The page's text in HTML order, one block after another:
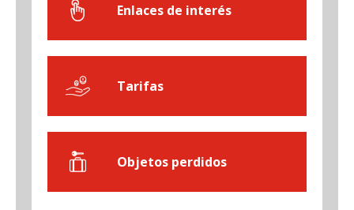
Enlaces de interés
Tarifas
Objetos perdidos